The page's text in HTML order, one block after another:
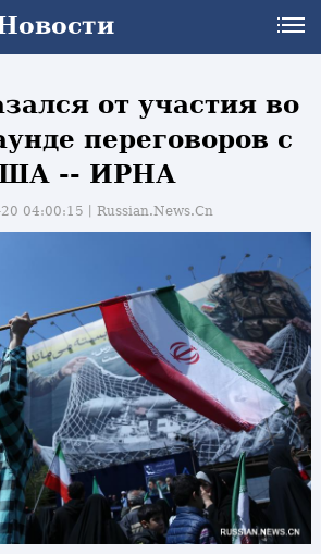
от участия во
переговоров с
-- ИРНА
04:00:15丨Russian.News.Cn